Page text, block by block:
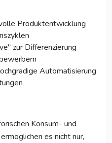
Produktentwicklung
zur Differenzierung
Automatisierung
Konsum- und
es nicht nur,